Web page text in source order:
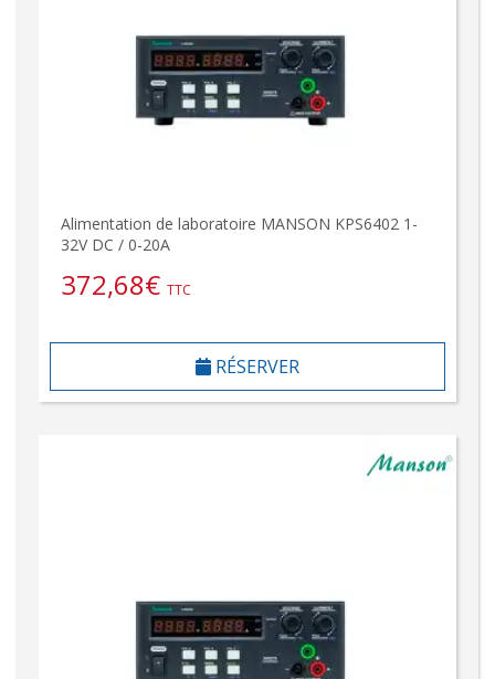
Alimentation de laboratoire MANSON KPS6402 1-
32V DC / 0-20A
372,68€ TTC
RÉSERVER